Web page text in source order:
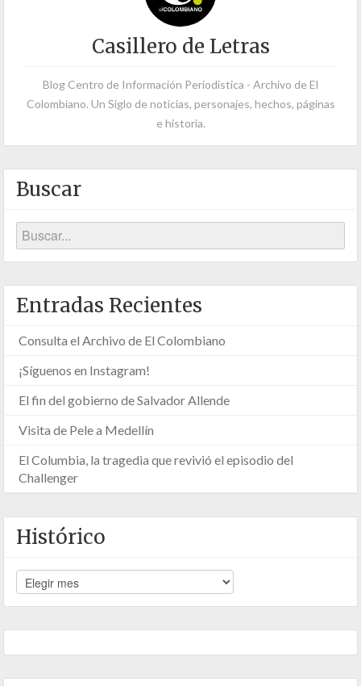
Casillero de Letras
Blog Centro de Información Periodística - Archivo de El
Colombiano. Un Siglo de noticias, personajes, hechos, páginas
e historia.
Buscar
Entradas Recientes
Consulta el Archivo de El Colombiano
¡Síguenos en Instagram!
El fin del gobierno de Salvador Allende
Visita de Pele a Medellín
El Columbia, la tragedia que revivió el episodio del
Challenger
Histórico